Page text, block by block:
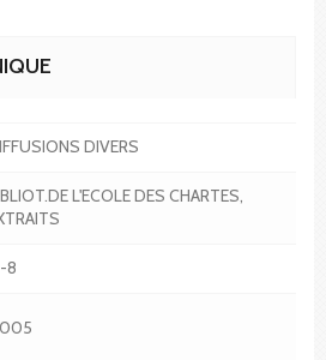
DIVERS
L'ECOLE DES CHARTES,
8